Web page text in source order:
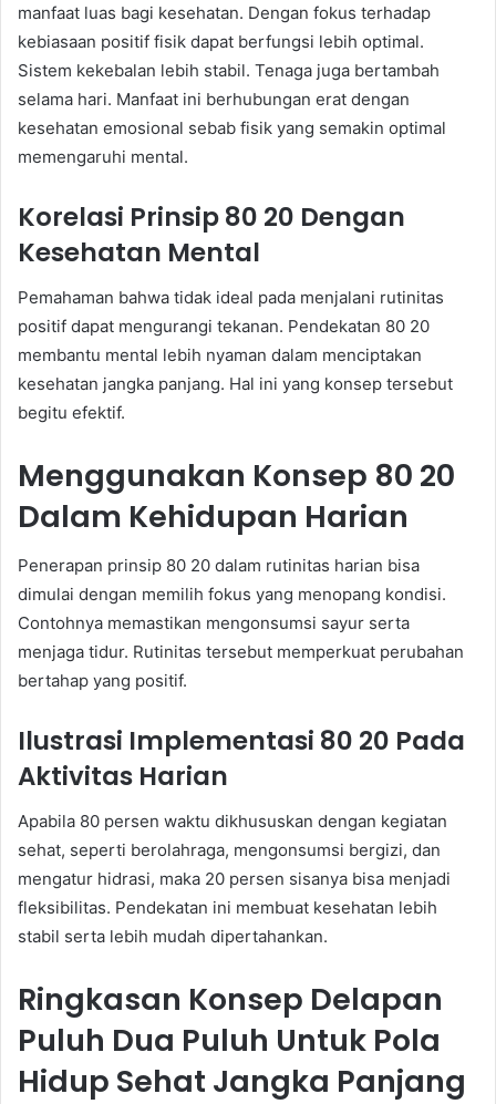
manfaat luas bagi kesehatan. Dengan fokus terhadap
kebiasaan positif fisik dapat berfungsi lebih optimal.
Sistem kekebalan lebih stabil. Tenaga juga bertambah
selama hari. Manfaat ini berhubungan erat dengan
kesehatan emosional sebab fisik yang semakin optimal
memengaruhi mental.
Korelasi Prinsip 80 20 Dengan
Kesehatan Mental
Pemahaman bahwa tidak ideal pada menjalani rutinitas
positif dapat mengurangi tekanan. Pendekatan 80 20
membantu mental lebih nyaman dalam menciptakan
kesehatan jangka panjang. Hal ini yang konsep tersebut
begitu efektif.
Menggunakan Konsep 80 20
Dalam Kehidupan Harian
Penerapan prinsip 80 20 dalam rutinitas harian bisa
dimulai dengan memilih fokus yang menopang kondisi.
Contohnya memastikan mengonsumsi sayur serta
menjaga tidur. Rutinitas tersebut memperkuat perubahan
bertahap yang positif.
Ilustrasi Implementasi 80 20 Pada
Aktivitas Harian
Apabila 80 persen waktu dikhususkan dengan kegiatan
sehat, seperti berolahraga, mengonsumsi bergizi, dan
mengatur hidrasi, maka 20 persen sisanya bisa menjadi
fleksibilitas. Pendekatan ini membuat kesehatan lebih
stabil serta lebih mudah dipertahankan.
Ringkasan Konsep Delapan
Puluh Dua Puluh Untuk Pola
Hidup Sehat Jangka Panjang